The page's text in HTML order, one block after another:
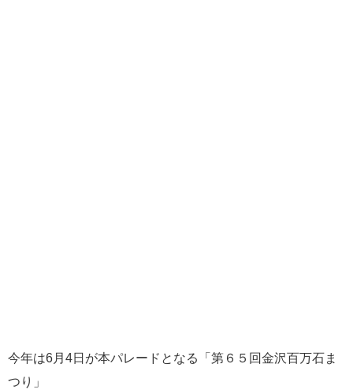
今年は6月4日が本パレードとなる「第６５回金沢百万石ま
つり」